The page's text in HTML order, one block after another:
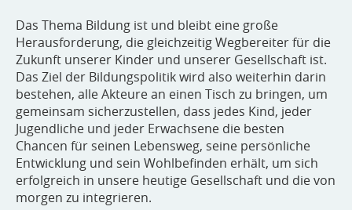
Das Thema Bildung ist und bleibt eine große
Herausforderung, die gleichzeitig Wegbereiter für die
Zukunft unserer Kinder und unserer Gesellschaft ist.
Das Ziel der Bildungspolitik wird also weiterhin darin
bestehen, alle Akteure an einen Tisch zu bringen, um
gemeinsam sicherzustellen, dass jedes Kind, jeder
Jugendliche und jeder Erwachsene die besten
Chancen für seinen Lebensweg, seine persönliche
Entwicklung und sein Wohlbefinden erhält, um sich
erfolgreich in unsere heutige Gesellschaft und die von
morgen zu integrieren.